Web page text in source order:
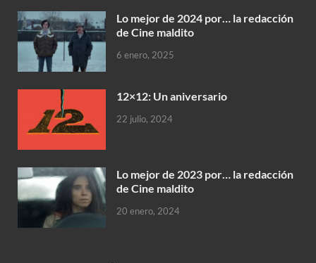
Lo mejor de 2024 por… la redacción
de Cine maldito
6 enero, 2025
12×12: Un aniversario
22 julio, 2024
Lo mejor de 2023 por… la redacción
de Cine maldito
20 enero, 2024